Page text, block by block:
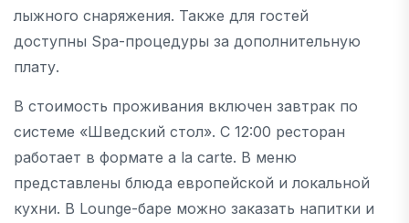
лыжного снаряжения. Также для гостей
доступны Spa-процедуры за дополнительную
плату.
В стоимость проживания включен завтрак по
системе «Шведский стол». С 12:00 ресторан
работает в формате a la carte. В меню
представлены блюда европейской и локальной
кухни. В Lounge-баре можно заказать напитки и